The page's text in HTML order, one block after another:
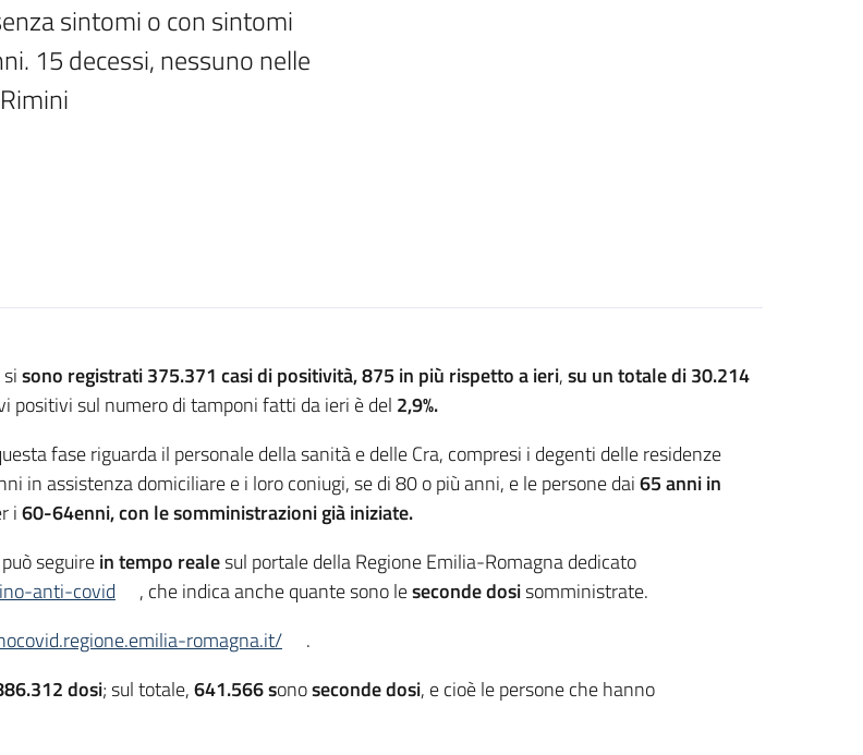
sintomi o con sintomi
15 decessi, nessuno nelle
sisono registrati 375.371 casi di positività, 875 in più rispetto a ieri,su un totale di 30.214
positivi sul numero di tamponi fatti da ieri è del 2,9%.
fase riguarda il personale della sanità e delle Cra, compresi i degenti delle residenze
in assistenza domiciliare e i loro coniugi, se di 80 o più anni, e le persone dai65 anni in
i60-64enni, con le somministrazioni già iniziate.
seguirein tempo realesul portale della Regione Emilia-Romagna dedicato
anti-covid , che indica anche quante sono leseconde dosisomministrate.
romagna.it/
.
dosi; sul totale,641.566 sonoseconde dosi, e cioè le persone che hanno